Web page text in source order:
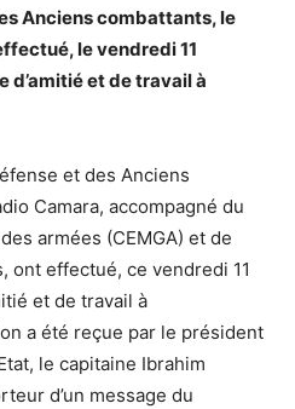
Anciens combattants, le
le vendredi 11
d’amitié et de travail à
et des Anciens
Camara, accompagné du
armées (CEMGA) et de
ont effectué, ce vendredi 11
et de travail à
a été reçue par le président
le capitaine Ibrahim
d’un message du